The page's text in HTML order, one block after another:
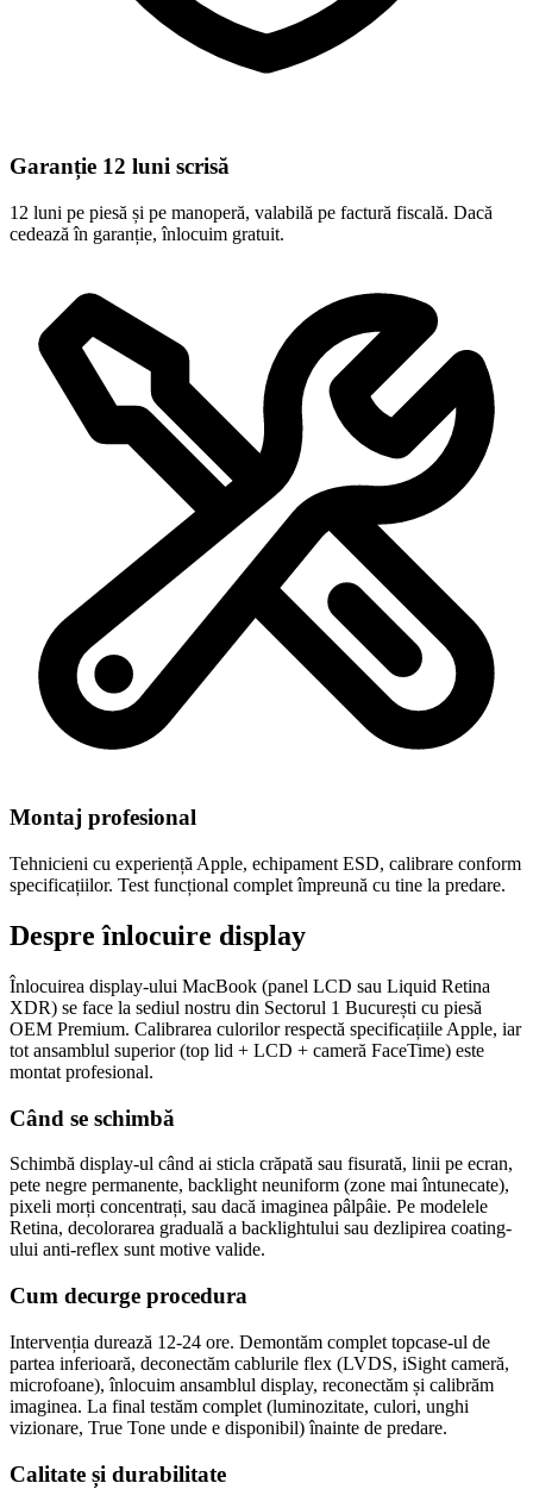
Garanție 12 luni scrisă
12 luni pe piesă și pe manoperă, valabilă pe factură fiscală. Dacă
cedează în garanție, înlocuim gratuit.
Montaj profesional
Tehnicieni cu experiență Apple, echipament ESD, calibrare conform
specificațiilor. Test funcțional complet împreună cu tine la predare.
Despre înlocuire display
Înlocuirea display-ului MacBook (panel LCD sau Liquid Retina
XDR) se face la sediul nostru din Sectorul 1 București cu piesă
OEM Premium. Calibrarea culorilor respectă specificațiile Apple, iar
tot ansamblul superior (top lid + LCD + cameră FaceTime) este
montat profesional.
Când se schimbă
Schimbă display-ul când ai sticla crăpată sau fisurată, linii pe ecran,
pete negre permanente, backlight neuniform (zone mai întunecate),
pixeli morți concentrați, sau dacă imaginea pâlpâie. Pe modelele
Retina, decolorarea graduală a backlightului sau dezlipirea coating-
ului anti-reflex sunt motive valide.
Cum decurge procedura
Intervenția durează 12-24 ore. Demontăm complet topcase-ul de
partea inferioară, deconectăm cablurile flex (LVDS, iSight cameră,
microfoane), înlocuim ansamblul display, reconectăm și calibrăm
imaginea. La final testăm complet (luminozitate, culori, unghi
vizionare, True Tone unde e disponibil) înainte de predare.
Calitate și durabilitate